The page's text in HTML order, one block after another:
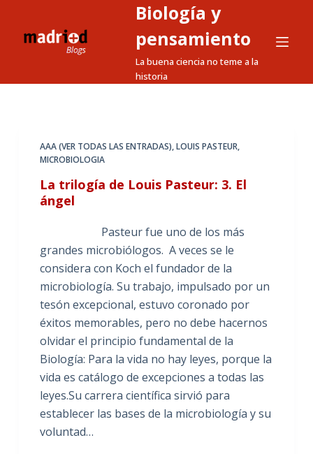
a
Biología y
pensamiento
La buena ciencia no teme a la
historia
AAA (VER TODAS LAS ENTRADAS),LOUIS PASTEUR,
MICROBIOLOGIA
La trilogía de Louis Pasteur: 3. El
ángel
Pasteur fue uno de los más
grandes microbiólogos. A veces se le
considera con Koch el fundador de la
microbiología. Su trabajo, impulsado por un
tesón excepcional, estuvo coronado por
éxitos memorables, pero no debe hacernos
olvidar el principio fundamental de la
Biología: Para la vida no hay leyes, porque la
vida es catálogo de excepciones a todas las
leyes.Su carrera científica sirvió para
establecer las bases de la microbiología y su
voluntad…